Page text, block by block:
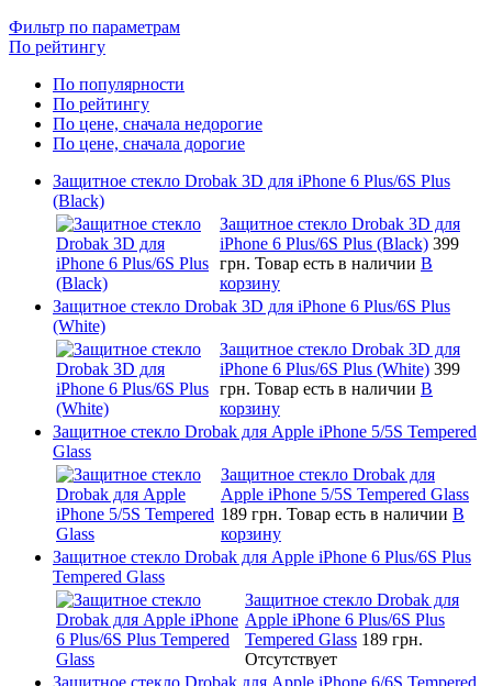
Фильтр по параметрам
По рейтингу
По популярности
По рейтингу
По цене, сначала недорогие
По цене, сначала дорогие
Защитное стекло Drobak 3D для iPhone 6 Plus/6S Plus
(Black)
Защитное стекло Drobak 3D для
iPhone 6 Plus/6S Plus (Black) 399
грн. Товар есть в наличии В
корзину
Защитное стекло Drobak 3D для iPhone 6 Plus/6S Plus
(White)
Защитное стекло Drobak 3D для
iPhone 6 Plus/6S Plus (White) 399
грн. Товар есть в наличии В
корзину
Защитное стекло Drobak для Apple iPhone 5/5S Tempered
Glass
Защитное стекло Drobak для
Apple iPhone 5/5S Tempered Glass
189 грн. Товар есть в наличии В
корзину
Защитное стекло Drobak для Apple iPhone 6 Plus/6S Plus
Tempered Glass
Защитное стекло Drobak для
Apple iPhone 6 Plus/6S Plus
Tempered Glass 189 грн.
Отсутствует
Защитное стекло Drobak для Apple iPhone 6/6S Tempered